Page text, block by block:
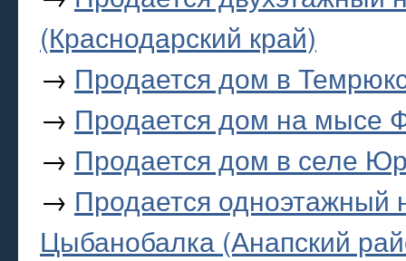
(Краснодарский край)
→ Продается дом в
→ Продается дом на мысе
→ Продается дом в селе
→ Продается одноэтажный
Цыбанобалка (Анапский